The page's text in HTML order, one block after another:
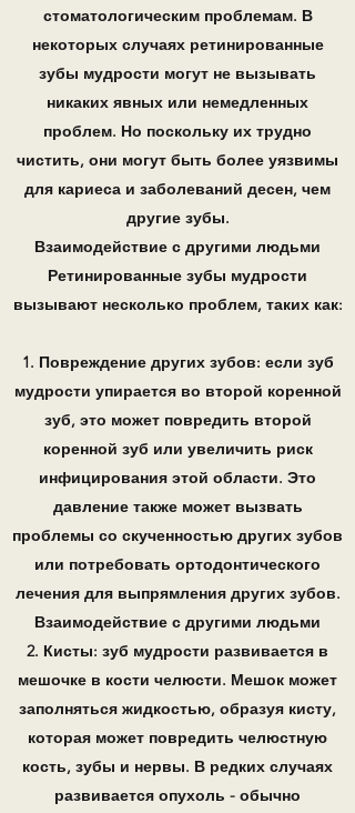
стоматологическим проблемам. В
некоторых случаях ретинированные
зубы мудрости могут не вызывать
никаких явных или немедленных
проблем. Но поскольку их трудно
чистить, они могут быть более уязвимы
для кариеса и заболеваний десен, чем
другие зубы.
Взаимодействие с другими людьми
Ретинированные зубы мудрости
вызывают несколько проблем, таких как:
1. Повреждение других зубов: если зуб
мудрости упирается во второй коренной
зуб, это может повредить второй
коренной зуб или увеличить риск
инфицирования этой области. Это
давление также может вызвать
проблемы со скученностью других зубов
или потребовать ортодонтического
лечения для выпрямления других зубов.
Взаимодействие с другими людьми
2. Кисты: зуб мудрости развивается в
мешочке в кости челюсти. Мешок может
заполняться жидкостью, образуя кисту,
которая может повредить челюстную
кость, зубы и нервы. В редких случаях
развивается опухоль - обычно